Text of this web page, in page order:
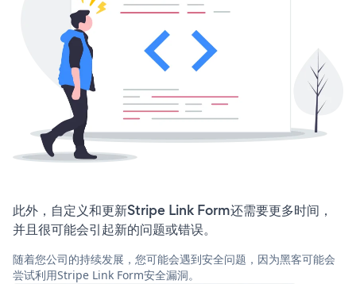
此外，自定义和更新Stripe Link Form还需要更多时间，
并且很可能会引起新的问题或错误。
随着您公司的持续发展，您可能会遇到安全问题，因为黑客可能会
尝试利用Stripe Link Form安全漏洞。